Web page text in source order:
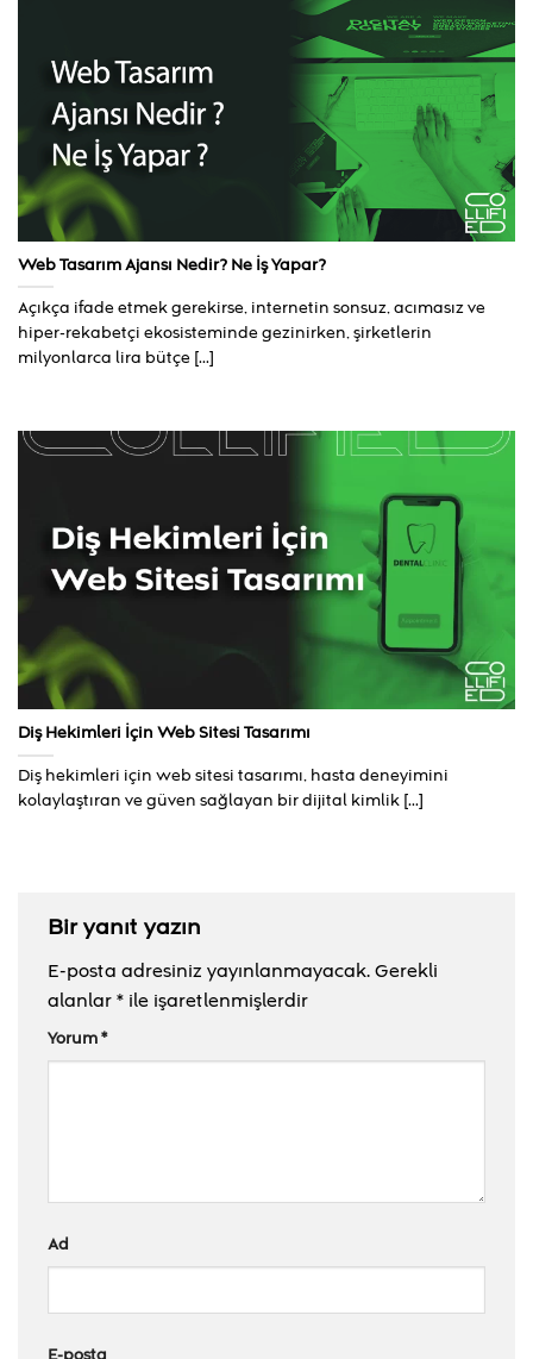
Web Tasarım Ajansı Nedir? Ne İş Yapar?
Açıkça ifade etmek gerekirse, internetin sonsuz, acımasız ve
hiper-rekabetçi ekosisteminde gezinirken, şirketlerin
milyonlarca lira bütçe [...]
Diş Hekimleri İçin Web Sitesi Tasarımı
Diş hekimleri için web sitesi tasarımı, hasta deneyimini
kolaylaştıran ve güven sağlayan bir dijital kimlik [...]
Bir yanıt yazın
E-posta adresiniz yayınlanmayacak.Gerekli
alanlar* ile işaretlenmişlerdir
Yorum*
Ad